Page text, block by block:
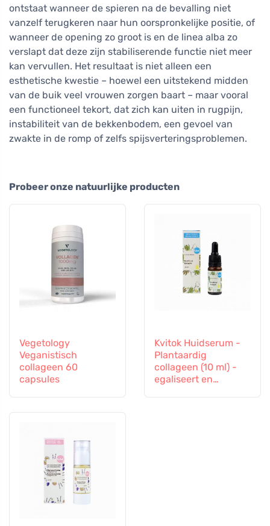
ontstaat wanneer de spieren na de bevalling niet
vanzelf terugkeren naar hun oorspronkelijke positie, of
wanneer de opening zo groot is en de linea alba zo
verslapt dat deze zijn stabiliserende functie niet meer
kan vervullen. Het resultaat is niet alleen een
esthetische kwestie – hoewel een uitstekend midden
van de buik veel vrouwen zorgen baart – maar vooral
een functioneel tekort, dat zich kan uiten in rugpijn,
instabiliteit van de bekkenbodem, een gevoel van
zwakte in de romp of zelfs spijsverteringsproblemen.
Probeer onze natuurlijke producten
Vegetology
Veganistisch
collageen 60
capsules
Kvitok Huidserum -
Plantaardig
collageen (10 ml) -
egaliseert en